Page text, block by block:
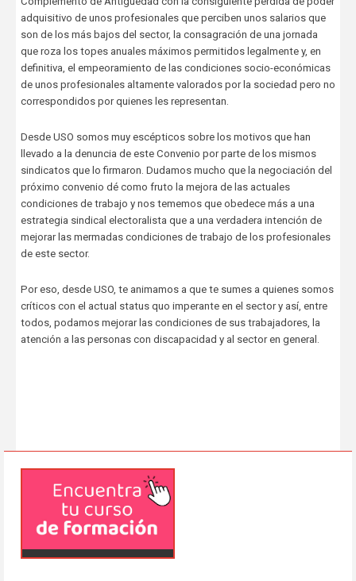
adquisitivo de unos profesionales que perciben unos salarios que
son de los más bajos del sector, la consagración de una jornada
que roza los topes anuales máximos permitidos legalmente y, en
definitiva, el empeoramiento de las condiciones socio-económicas
de unos profesionales altamente valorados por la sociedad pero no
correspondidos por quienes les representan.
Desde USO somos muy escépticos sobre los motivos que han
llevado a la denuncia de este Convenio por parte de los mismos
sindicatos que lo firmaron. Dudamos mucho que la negociación del
próximo convenio dé como fruto la mejora de las actuales
condiciones de trabajo y nos tememos que obedece más a una
estrategia sindical electoralista que a una verdadera intención de
mejorar las mermadas condiciones de trabajo de los profesionales
de este sector.
Por eso, desde USO, te animamos a que te sumes a quienes somos
críticos con el actual status quo imperante en el sector y así, entre
todos, podamos mejorar las condiciones de sus trabajadores, la
atención a las personas con discapacidad y al sector en general.